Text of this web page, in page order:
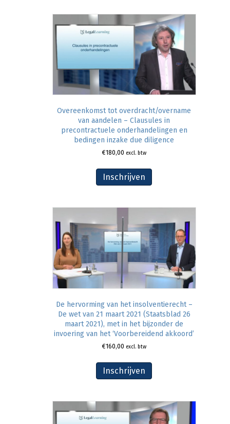
Overeenkomst tot overdracht/overname
van aandelen – Clausules in
precontractuele onderhandelingen en
bedingen inzake due diligence
€180,00 excl. btw
Inschrijven
De hervorming van het insolventierecht –
De wet van 21 maart 2021 (Staatsblad 26
maart 2021), met in het bijzonder de
invoering van het ‘Voorbereidend akkoord’
€160,00 excl. btw
Inschrijven